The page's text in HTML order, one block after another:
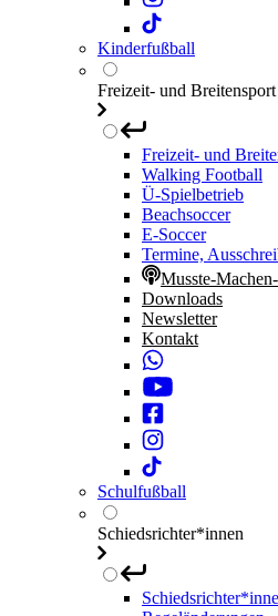
Kinderfußball
Freizeit- und Breitensport
Freizeit- und
Walking Football
Ü-Spielbetrieb
Beachsoccer
E-Soccer
Termine,
Musste-
Downloads
Newsletter
Kontakt
Schulfußball
Schiedsrichter*innen